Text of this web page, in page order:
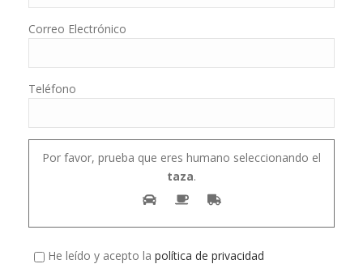
Correo Electrónico
Teléfono
Por favor, prueba que eres humano seleccionando el
taza.
He leído y acepto la política de privacidad